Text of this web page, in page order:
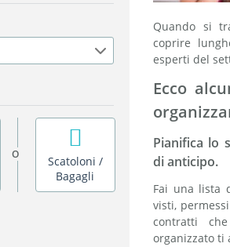
O
Scatoloni /
Bagagli
Quando si
coprire
esperti del
Ecco
Pianifica lo
di anticipo.
Fai una lista
visti,
contratti
organizzato ti